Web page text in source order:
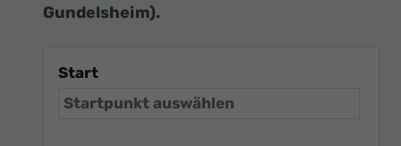
Gundelsheim).
Start